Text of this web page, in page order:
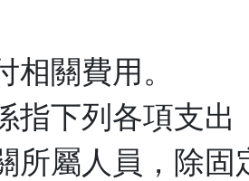
相關費用。
指下列各項支出
所屬人員，除固